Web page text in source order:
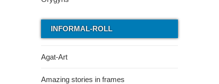
INFORMAL-ROLL
Agat-Art
Amazing stories in frames